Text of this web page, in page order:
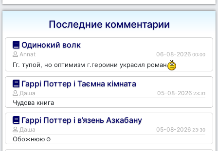
Последние комментарии
Одинокий волк
Annat 06-08-2026 00:00
Гг. тупой, но оптимизм г.героини украсил роман
Гаррі Поттер і Таємна кімната
Даша 05-08-2026 23:31
Чудова книга
Гаррі Поттер і в’язень Азкабану
Даша 05-08-2026 23:30
Обожнюю☺️